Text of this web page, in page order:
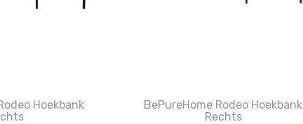
Hoekbank
BePureHome Rodeo Hoekbank
Rechts